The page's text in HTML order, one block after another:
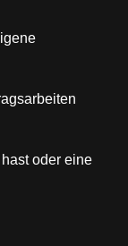
oder eine